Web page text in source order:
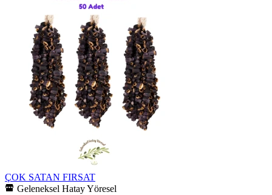
ÇOK SATAN FIRSAT
Geleneksel Hatay Yöresel